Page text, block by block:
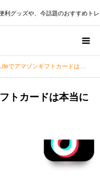
利グッズや、今話題のおすすめトレ
アマゾンギフトカードは本当にもらえるのか？
トカードは本当に